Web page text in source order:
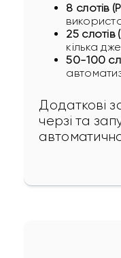
8 слотів
25 слотів
кілька
50-100
Додаткові
черзі та